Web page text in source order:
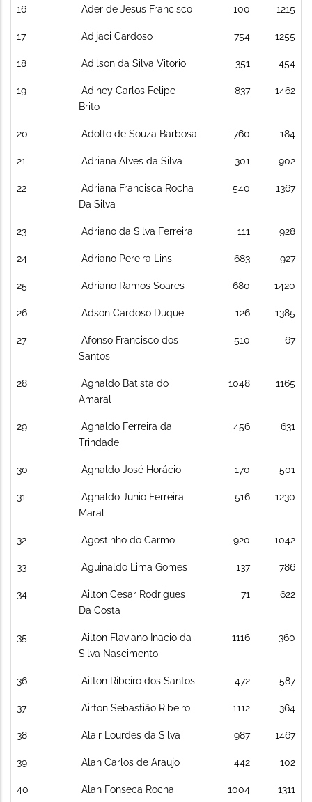
16 Ader de Jesus Francisco 100 1215
17 Adijaci Cardoso 754 1255
18 Adilson da Silva Vitorio 351 454
19
Adiney Carlos Felipe
Brito
837 1462
20 Adolfo de Souza Barbosa 760 184
21 Adriana Alves da Silva 301 902
22
Adriana Francisca Rocha
Da Silva
540 1367
23 Adriano da Silva Ferreira 111 928
24 Adriano Pereira Lins 683 927
25 Adriano Ramos Soares 680 1420
26 Adson Cardoso Duque 126 1385
27
Afonso Francisco dos
Santos
510 67
28
Agnaldo Batista do
Amaral
1048 1165
29
Agnaldo Ferreira da
Trindade
456 631
30 Agnaldo José Horácio 170 501
31
Agnaldo Junio Ferreira
Maral
516 1230
32 Agostinho do Carmo 920 1042
33 Aguinaldo Lima Gomes 137 786
34
Ailton Cesar Rodrigues
Da Costa
71 622
35
Ailton Flaviano Inacio da
Silva Nascimento
1116 360
36 Ailton Ribeiro dos Santos 472 587
37 Airton Sebastião Ribeiro 1112 364
38 Alair Lourdes da Silva 987 1467
39 Alan Carlos de Araujo 442 102
40 Alan Fonseca Rocha 1004 1311